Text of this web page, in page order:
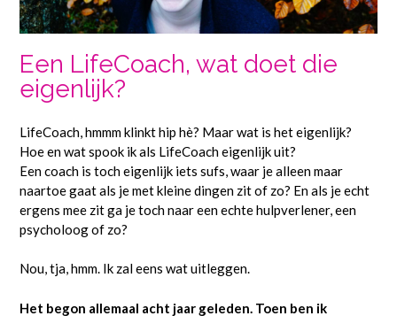
Een LifeCoach, wat doet die
eigenlijk?
LifeCoach, hmmm klinkt hip hè? Maar wat is het eigenlijk?
Hoe en wat spook ik als LifeCoach eigenlijk uit?
Een coach is toch eigenlijk iets sufs, waar je alleen maar
naartoe gaat als je met kleine dingen zit of zo? En als je echt
ergens mee zit ga je toch naar een echte hulpverlener, een
psycholoog of zo?
Nou, tja, hmm. Ik zal eens wat uitleggen.
Het begon allemaal acht jaar geleden. Toen ben ik